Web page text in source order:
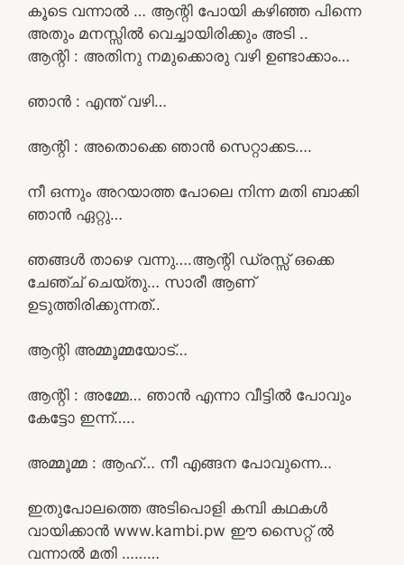
കൂടെ വന്നാൽ … ആന്റി പോയി കഴിഞ്ഞ പിന്നെ
അതും മനസ്സിൽ വെച്ചായിരിക്കും അടി ..
ആന്റി : അതിനു നമുക്കൊരു വഴി ഉണ്ടാക്കാം…
ഞാൻ : എന്ത് വഴി…
ആന്റി : അതൊക്കെ ഞാൻ സെറ്റാക്കട….
നീ ഒന്നും അറയാത്ത പോലെ നിന്ന മതി ബാക്കി
ഞാൻ ഏറ്റു…
ഞങ്ങൾ താഴെ വന്നു….ആന്റി ഡ്രസ്സ് ഒക്കെ
ചേഞ്ച് ചെയ്തു… സാരീ ആണ്
ഉടുത്തിരിക്കുന്നത്..
ആന്റി അമ്മൂമ്മയോട്…
ആന്റി : അമ്മേ… ഞാൻ എന്നാ വീട്ടിൽ പോവും
കേട്ടോ ഇന്ന്…..
അമ്മൂമ്മ : ആഹ്… നീ എങ്ങന പോവുന്നെ…
ഇതുപോലത്തെ അടിപൊളി കമ്പി കഥകൾ
വായിക്കാൻ www.kambi.pw ഈ സൈറ്റ് ൽ
വന്നാൽ മതി ………